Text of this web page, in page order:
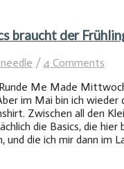
braucht der
/ 4 Comments
Me Made
im Mai bin ich wieder
Zwischen all den
die Basics, die hier
und die ich mir dann im